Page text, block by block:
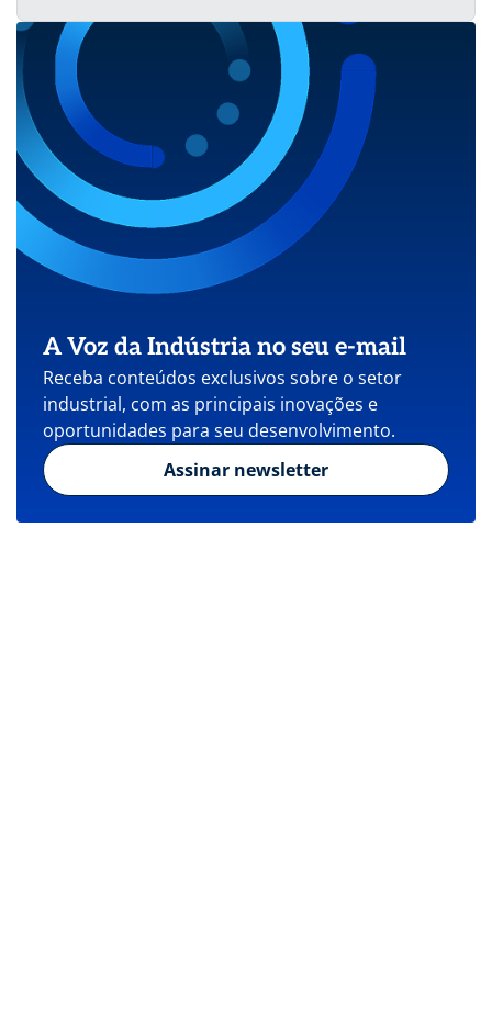
A Voz da Indústria no seu e-mail
Receba conteúdos exclusivos sobre o setor
industrial, com as principais inovações e
oportunidades para seu desenvolvimento.
Assinar newsletter